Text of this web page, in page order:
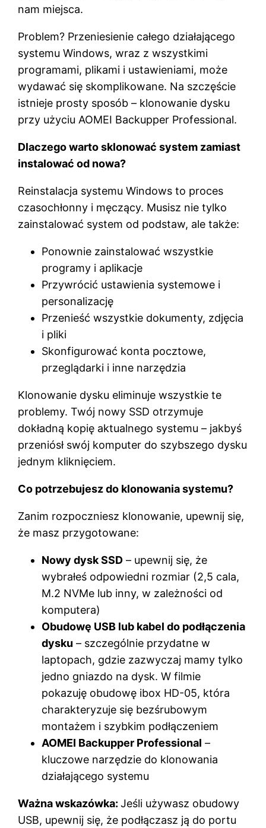
nam miejsca.
Problem? Przeniesienie całego działającego
systemu Windows, wraz z wszystkimi
programami, plikami i ustawieniami, może
wydawać się skomplikowane. Na szczęście
istnieje prosty sposób – klonowanie dysku
przy użyciu AOMEI Backupper Professional.
Dlaczego warto sklonować system zamiast
instalować od nowa?
Reinstalacja systemu Windows to proces
czasochłonny i męczący. Musisz nie tylko
zainstalować system od podstaw, ale także:
Ponownie zainstalować wszystkie
programy i aplikacje
Przywrócić ustawienia systemowe i
personalizację
Przenieść wszystkie dokumenty, zdjęcia
i pliki
Skonfigurować konta pocztowe,
przeglądarki i inne narzędzia
Klonowanie dysku eliminuje wszystkie te
problemy. Twój nowy SSD otrzymuje
dokładną kopię aktualnego systemu – jakbyś
przeniósł swój komputer do szybszego dysku
jednym kliknięciem.
Co potrzebujesz do klonowania systemu?
Zanim rozpoczniesz klonowanie, upewnij się,
że masz przygotowane:
Nowy dysk SSD – upewnij się, że
wybrałeś odpowiedni rozmiar (2,5 cala,
M.2 NVMe lub inny, w zależności od
komputera)
Obudowę USB lub kabel do podłączenia
dysku – szczególnie przydatne w
laptopach, gdzie zazwyczaj mamy tylko
jedno gniazdo na dysk. W filmie
pokazuję obudowę ibox HD-05, która
charakteryzuje się bezśrubowym
montażem i szybkim podłączeniem
AOMEI Backupper Professional –
kluczowe narzędzie do klonowania
działającego systemu
Ważna wskazówka:Jeśli używasz obudowy
USB, upewnij się, że podłączasz ją do portu